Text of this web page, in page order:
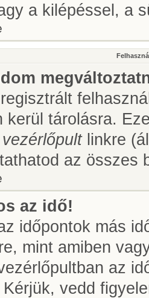
a kilépéssel, a
kerül tárolásra.
linkre
az összes
az idő!
időpontok más
mint amiben
az
vedd